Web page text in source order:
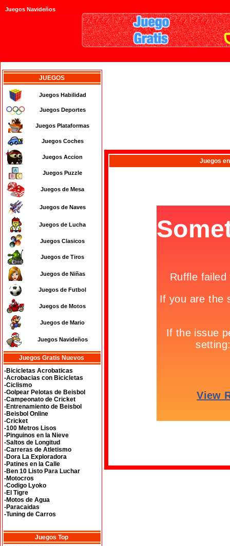
Juegos Navideños
JUEGOS
Juegos Habilidad
Juegos Deportes
Juegos Plataformas
Juegos Coches
Juegos Accion
Juegos Puzzle
Juegos de Mesa
Juegos de Naves
Juegos de Lucha
Juegos Clasicos
Juegos de Tiros
Juegos de Niñas
Juegos de Futbol
Juegos de Motos
Juegos de Mario
Juegos Navideños
Juegos Gratis Nuevos
-Bicicletas Acrobaticas
-Acrobacias con Bicicletas
-Ciclismo
-Golpear Pelotas de Beisbol
-Campeonato de Cricket
-Entrenamiento de Beisbol
-Beisbol Online
-Cricket
-100 Metros Lisos
-Pinguinos en la Nieve
-Saltos de Longitud
-Carreras de Atletismo
-Dora La Exploradora
-Patines en la Calle
-Ben 10 Listo Para Luchar
-Motocros
-Codigo Lyoko
-El Tigre
-Motos de Agua
-Paracaidas
-Tuning de Carros
Juegos Top
Juegos